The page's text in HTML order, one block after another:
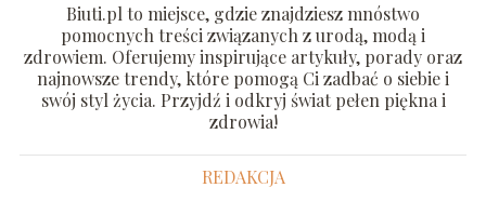
Biuti.pl to miejsce, gdzie znajdziesz mnóstwo
pomocnych treści związanych z urodą, modą i
zdrowiem. Oferujemy inspirujące artykuły, porady oraz
najnowsze trendy, które pomogą Ci zadbać o siebie i
swój styl życia. Przyjdź i odkryj świat pełen piękna i
zdrowia!
REDAKCJA